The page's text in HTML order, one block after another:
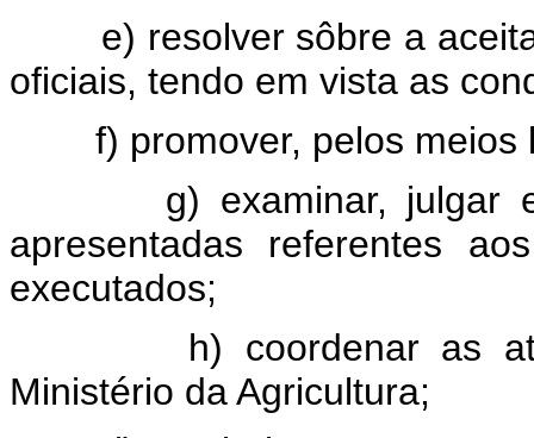
e) resolver sôbre a
oficiais, tendo em vista as
f) promover, pelos
g) examinar, julgar
apresentadas referentes
executados;
h) coordenar as
Ministério da Agricultura;